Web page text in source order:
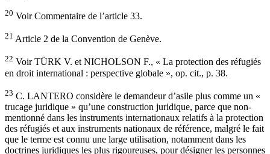
20 Voir Commentaire de l’article 33.
21 Article 2 de la Convention de Genève.
22 Voir TÜRK V. et NICHOLSON F., « La protection des réfugiés
en droit international : perspective globale », op. cit., p. 38.
23 C. LANTERO considère le demandeur d’asile plus comme un «
trucage juridique » qu’une construction juridique, parce que non-
mentionné dans les instruments internationaux relatifs à la protection
des réfugiés et aux instruments nationaux de référence, malgré le fait
que le terme est connu une large utilisation, notamment dans les
doctrines juridiques les plus rigoureuses, pour désigner les personnes